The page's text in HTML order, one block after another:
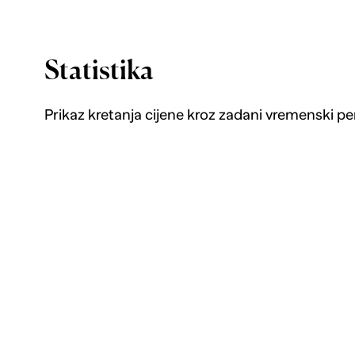
Statistika
Prikaz kretanja cijene kroz zadani vremenski